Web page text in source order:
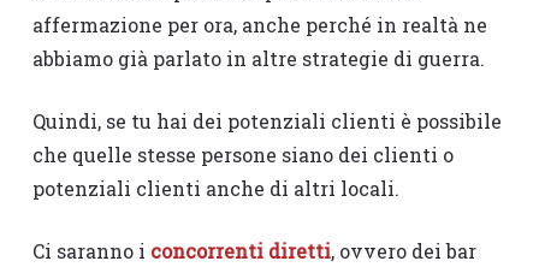
affermazione per ora, anche perché in realtà ne
abbiamo già parlato in altre strategie di guerra.
Quindi, se tu hai dei potenziali clienti è possibile
che quelle stesse persone siano dei clienti o
potenziali clienti anche di altri locali.
Ci saranno i concorrenti diretti, ovvero dei bar